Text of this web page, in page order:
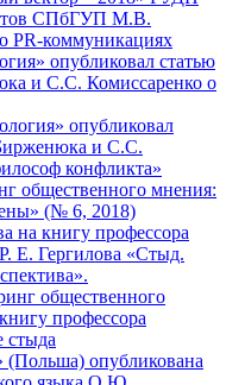
СПбГУП М.В.
PR-коммуникациях
опубликовал
и С.С.
конфликта»
общественного
профессора
стыда